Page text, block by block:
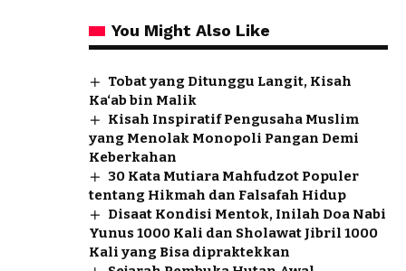
You Might Also Like
Tobat yang Ditunggu Langit, Kisah
Ka‘ab bin Malik
Kisah Inspiratif Pengusaha Muslim
yang Menolak Monopoli Pangan Demi
Keberkahan
30 Kata Mutiara Mahfudzot Populer
tentang Hikmah dan Falsafah Hidup
Disaat Kondisi Mentok, Inilah Doa Nabi
Yunus 1000 Kali dan Sholawat Jibril 1000
Kali yang Bisa dipraktekkan